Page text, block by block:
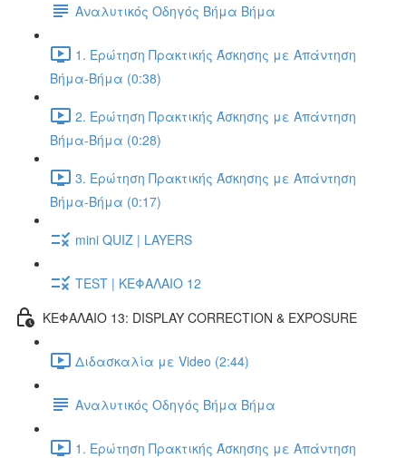
Αναλυτικός Οδηγός Βήμα Βήμα
1. Ερώτηση Πρακτικής Άσκησης με Απάντηση
Βήμα-Βήμα (0:38)
2. Ερώτηση Πρακτικής Άσκησης με Απάντηση
Βήμα-Βήμα (0:28)
3. Ερώτηση Πρακτικής Άσκησης με Απάντηση
Βήμα-Βήμα (0:17)
mini QUIZ | LAYERS
TEST | ΚΕΦΑΛΑΙΟ 12
ΚΕΦΑΛΑΙΟ 13: DISPLAY CORRECTION & EXPOSURE
Διδασκαλία με Video (2:44)
Αναλυτικός Οδηγός Βήμα Βήμα
1. Ερώτηση Πρακτικής Άσκησης με Απάντηση